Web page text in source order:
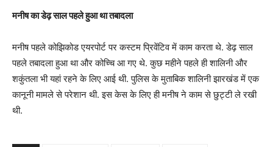
मनीष का डेढ़ साल पहले हुआ था तबादला
मनीष पहले कोझिकोड एयरपोर्ट पर कस्टम प्रिवेंटिव में काम करता थे. डेढ़ साल
पहले तबादला हुआ था और कोच्चि आ गए थे. कुछ महीने पहले ही शालिनी और
शकुंतला भी यहां रहने के लिए आई थी. पुलिस के मुताबिक शालिनी झारखंड में एक
कानूनी मामले से परेशान थी. इस केस के लिए ही मनीष ने काम से छुट्टी ले रखी
थी.